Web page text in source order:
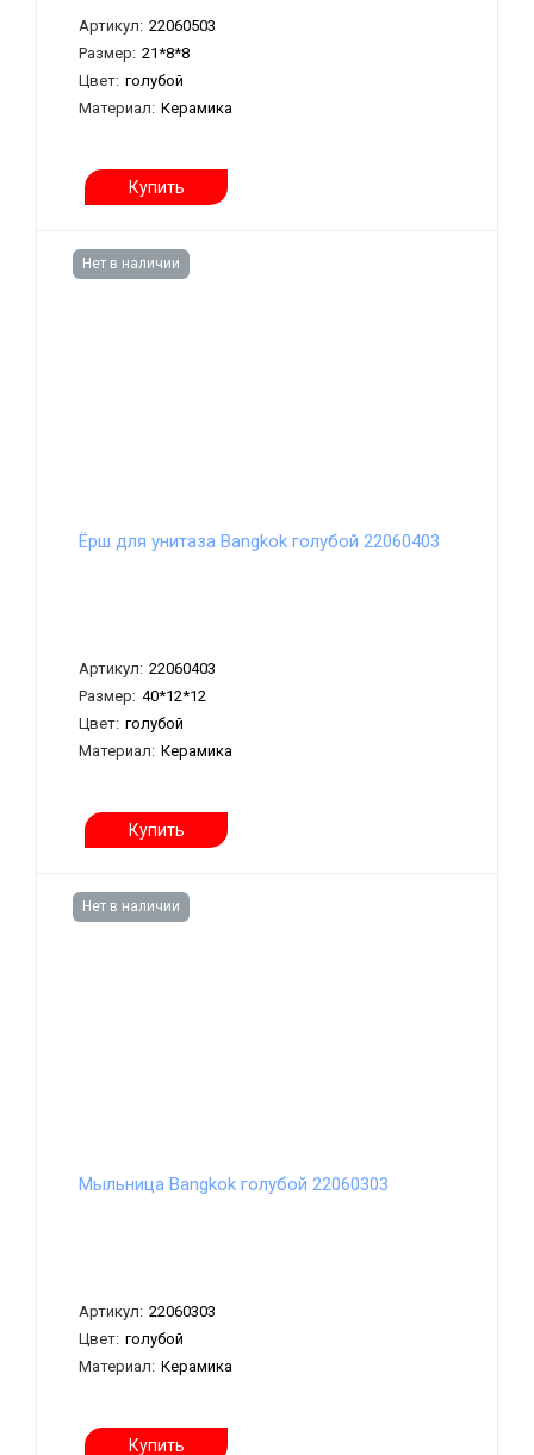
Артикул: 22060503
Размер: 21*8*8
Цвет: голубой
Материал: Керамика
Купить
Нет в наличии
Ёрш для унитаза Bangkok голубой 22060403
Артикул: 22060403
Размер: 40*12*12
Цвет: голубой
Материал: Керамика
Купить
Нет в наличии
Мыльница Bangkok голубой 22060303
Артикул: 22060303
Цвет: голубой
Материал: Керамика
Купить